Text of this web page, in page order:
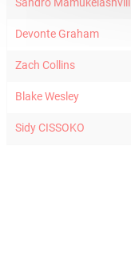
Devonte Graham
Zach Collins
Blake Wesley
Sidy CISSOKO